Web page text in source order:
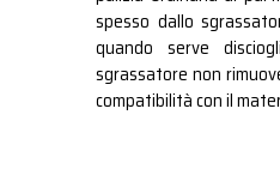
spesso dallo
quando serve
sgrassatore non
compatibilità con il